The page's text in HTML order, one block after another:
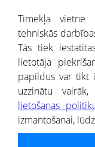
® CREDITREFORM
SIA
Tīmekļa vietne
tehniskās
Tās tiek
lietotāja
papildus var tikt
uzzinātu
lietošanas
izmantošanai,